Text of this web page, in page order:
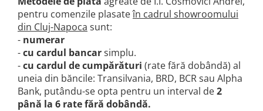
pentru comenzile plasateîn cadrul showroomului
din Cluj-Napoca sunt:
- numerar
-cu cardul bancarsimplu.
-cu cardul de cumpărături (rate fără dobândă) al
uneia din băncile: Transilvania, BRD, BCR sau Alpha
Bank, putându-se opta pentru un interval de2
până la 6 rate fără dobândă.